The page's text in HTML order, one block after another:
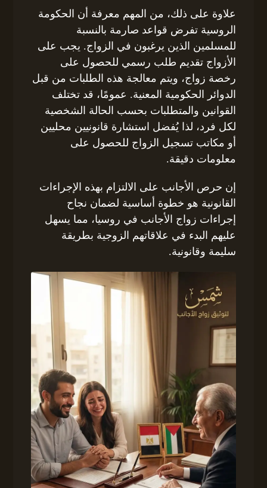
علاوة على ذلك، من المهم معرفة أن الحكومة
الروسية تفرض قواعد صارمة بالنسبة
للمسلمين الذين يرغبون في الزواج. يجب على
الأزواج تقديم طلب رسمي للحصول على
رخصة زواج، ويتم معالجة هذه الطلبات من قبل
الدوائر الحكومية المعنية. عمومًا، قد تختلف
القوانين والمتطلبات بحسب الحالة الشخصية
لكل فرد، لذا يُفضل استشارة قانونيين محليين
أو مكاتب تسجيل الزواج للحصول على
معلومات دقيقة.
إن حرص الأجانب على الالتزام بهذه الإجراءات
القانونية هو خطوة أساسية لضمان نجاح
إجراءات زواج الأجانب في روسيا، مما يسهل
عليهم البدء في علاقاتهم الزوجية بطريقة
سليمة وقانونية.